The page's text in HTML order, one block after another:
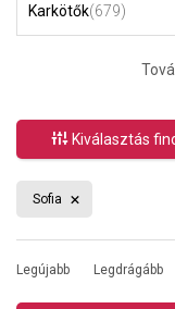
Karkötők(679)
Kiválasztás
Sofia
Legújabb Legdrágább